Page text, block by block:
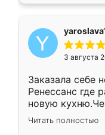
3 августа
Заказала себе
Ренессанс где
новую
вполне
два года,
Читать полностью